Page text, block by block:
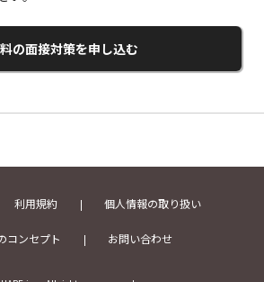
の面接対策を申し込む
利用規約 個人情報の取り扱い
コンセプト お問い合わせ